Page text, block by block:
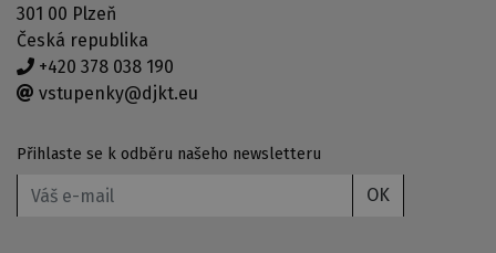
301 00 Plzeň
Česká republika
+420 378 038 190
vstupenky@djkt.eu
Přihlaste se k odběru našeho newsletteru
OK